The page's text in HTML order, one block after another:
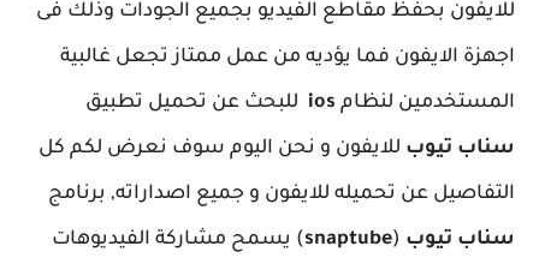
للايفون بحفظ مقاطع الفيديو بجميع الجودات وذلك فى
اجهزة الايفون فما يؤديه من عمل ممتاز تجعل غالبية
المستخدمين لنظام ios للبحث عن تحميل تطبيق
سناب تيوب للايفون و نحن اليوم سوف نعرض لكم كل
التفاصيل عن تحميله للايفون و جميع اصداراته, برنامج
سناب تيوب (
snaptube) يسمح مشاركة الفيديوهات